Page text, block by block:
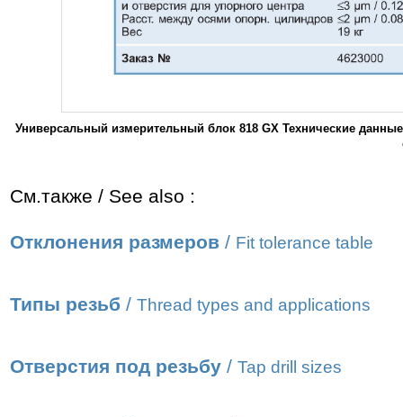
Универсальный измерительный блок 818 GX Технические
См.также / See also :
Отклонения размеров / Fit tolerance table
Типы резьб / Thread types and applications
Отверстия под резьбу / Tap drill sizes